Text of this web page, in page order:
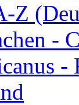
Z
-